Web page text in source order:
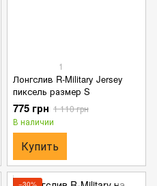
1
Лонгслив R-Military Jersey
пиксель размер S
775 грн 1 110 грн
В наличии
Купить